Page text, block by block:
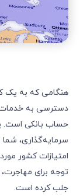
هنگامی که به یک
دسترسی به خدمات
حساب بانکی است.
سرمایه‌گذاری، شما
امتیازات کشور
توجه برای
جلب کرده است.